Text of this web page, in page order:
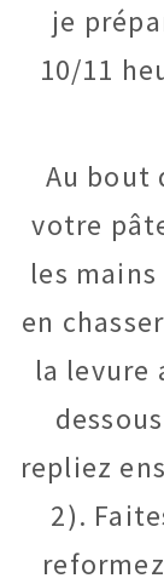
je
10/11
Au bout
votre
les
en
la levure
repliez
2).